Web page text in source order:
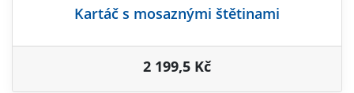
Kartáč s mosaznými štětinami
2 199,5 Kč